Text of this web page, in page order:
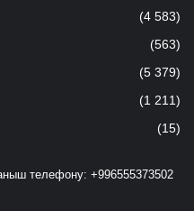
(4 583)
(563)
(5 379)
(1 211)
(15)
телефону: +996555373502